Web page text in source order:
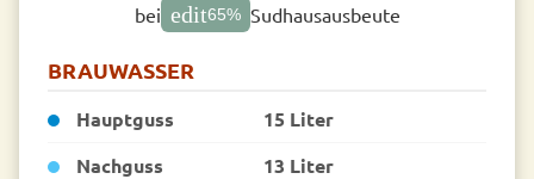
bei edit65% Sudhausausbeute
BRAUWASSER
Hauptguss
15 Liter
Nachguss
13 Liter